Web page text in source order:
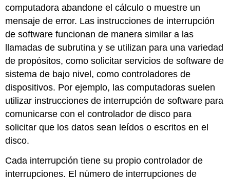
computadora abandone el cálculo o muestre un
mensaje de error. Las instrucciones de interrupción
de software funcionan de manera similar a las
llamadas de subrutina y se utilizan para una variedad
de propósitos, como solicitar servicios de software de
sistema de bajo nivel, como controladores de
dispositivos. Por ejemplo, las computadoras suelen
utilizar instrucciones de interrupción de software para
comunicarse con el controlador de disco para
solicitar que los datos sean leídos o escritos en el
disco.
Cada interrupción tiene su propio controlador de
interrupciones. El número de interrupciones de